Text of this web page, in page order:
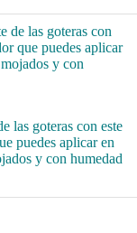
las goteras con este
puedes aplicar en
y con humedad